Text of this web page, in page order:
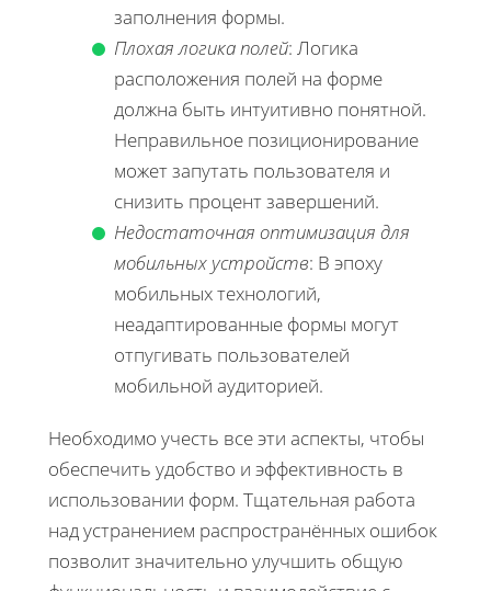
заполнения формы.
Плохая логика полей: Логика
расположения полей на форме
должна быть интуитивно понятной.
Неправильное позиционирование
может запутать пользователя и
снизить процент завершений.
Недостаточная оптимизация для
мобильных устройств: В эпоху
мобильных технологий,
неадаптированные формы могут
отпугивать пользователей
мобильной аудиторией.
Необходимо учесть все эти аспекты, чтобы
обеспечить удобство и эффективность в
использовании форм. Тщательная работа
над устранением распространённых ошибок
позволит значительно улучшить общую